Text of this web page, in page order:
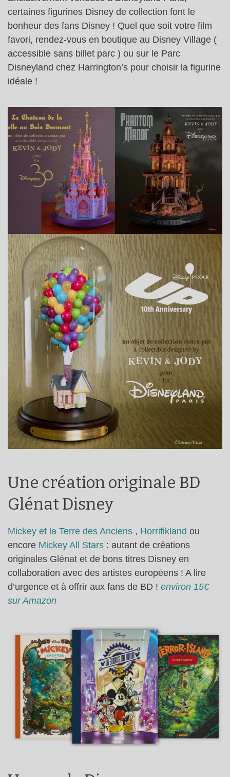
certaines figurines Disney de collection font le
bonheur des fans Disney ! Quel que soit votre film
favori, rendez-vous en boutique au Disney Village (
accessible sans billet parc ) ou sur le Parc
Disneyland chez Harrington’s pour choisir la figurine
idéale !
Une création originale BD
Glénat Disney
Mickey et la Terre des Anciens , Horrifikland ou
encore Mickey All Stars : autant de créations
originales Glénat et de bons titres Disney en
collaboration avec des artistes européens ! A lire
d’urgence et à offrir aux fans de BD ! environ 15€
sur Amazon